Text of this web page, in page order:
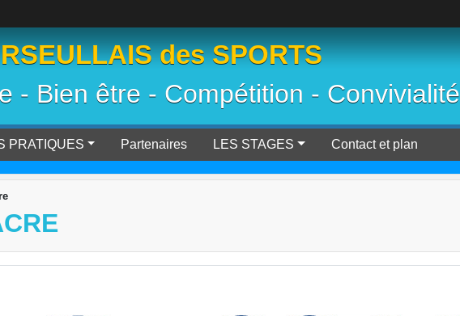
des SPORTS
- Bien être - Compétition - Convivialité
PRATIQUES Partenaires LES STAGES Contact et plan